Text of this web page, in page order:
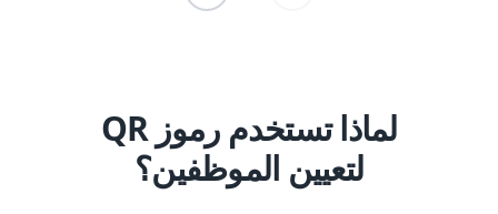
لماذا تستخدم رموز QR
لتعيين الموظفين؟